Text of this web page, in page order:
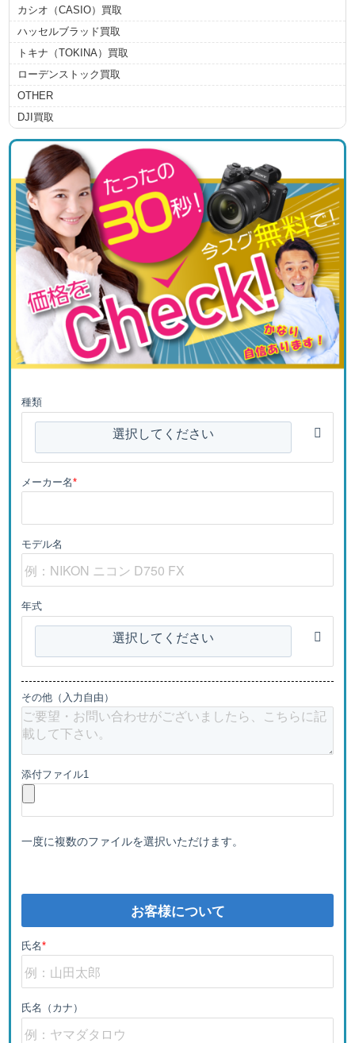
カシオ（CASIO）買取
ハッセルブラッド買取
トキナ（TOKINA）買取
ローデンストック買取
OTHER
DJI買取
種類
選択してください
メーカー名*
モデル名
年式
選択してください
その他（入力自由）
添付ファイル1
一度に複数のファイルを選択いただけます。
お客様について
氏名*
氏名（カナ）